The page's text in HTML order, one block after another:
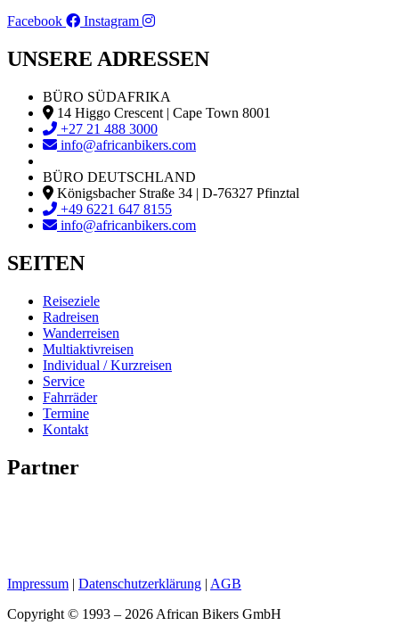
Facebook
Instagram
UNSERE ADRESSEN
BÜRO SÜDAFRIKA
14 Higgo Crescent | Cape Town 8001
+27 21 488 3000
info@africanbikers.com
BÜRO DEUTSCHLAND
Königsbacher Straße 34 | D-76327 Pfinztal
+49 6221 647 8155
info@africanbikers.com
SEITEN
Reiseziele
Radreisen
Wanderreisen
Multiaktivreisen
Individual / Kurzreisen
Service
Fahrräder
Termine
Kontakt
Partner
Impressum | Datenschutzerklärung | AGB
Copyright © 1993 – 2026 African Bikers GmbH